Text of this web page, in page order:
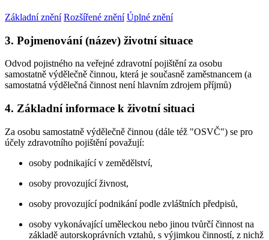
Základní znění Rozšířené znění Úplné znění
3. Pojmenování (název) životní situace
Odvod pojistného na veřejné zdravotní pojištění za osobu
samostatně výdělečně činnou, která je současně zaměstnancem (a
samostatná výdělečná činnost není hlavním zdrojem příjmů)
4. Základní informace k životní situaci
Za osobu samostatně výdělečně činnou (dále též "OSVČ") se pro
účely zdravotního pojištění považují:
osoby podnikající v zemědělství,
osoby provozující živnost,
osoby provozující podnikání podle zvláštních předpisů,
osoby vykonávající uměleckou nebo jinou tvůrčí činnost na
základě autorskoprávních vztahů, s výjimkou činností, z nichž